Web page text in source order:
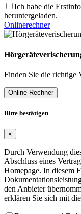
Ich habe die
heruntergeladen.
Onlinerechner
Finden Sie die richtige
Online-Rechner
Bitte bestätigen
×
Durch Verwendung
Abschluss eines
Homepage. In diesem
den Anbieter
erklären Sie sich mit